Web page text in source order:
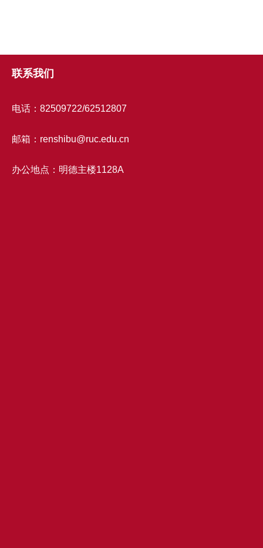
联系我们
电话：82509722/62512807
邮箱：renshibu@ruc.edu.cn
办公地点：明德主楼1128A